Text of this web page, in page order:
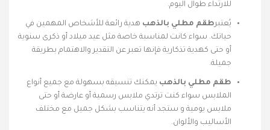
للارتداء طوال اليوم.
يُعتبرطقم مطلي بالذهب هدية رائعة للأشخاص المهمين في
حياتك. سواء كانت لمناسبة خاصة مثل عيد ميلاد أو ذكرى سنوية
أو حتى كهدية تذكارية فإنها تعبر عن التقدير والاهتمام بطريقة
جميلة.
طقم مطلي بالذهب يمكنك تنسيقه بسهولة مع جميع أنواع
الملابس سواء كنت ترتدي ملابس رسمية أو عارضة أو حتى
ملابس يومية و ستجد أنه يتناسب بشكل جميل مع مختلف
الأساليب والألوان.